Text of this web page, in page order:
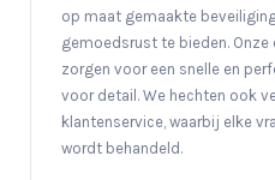
op maat gemaakte
gemoedsrust te bieden.
zorgen voor een snelle en
voor detail. We hechten ook
klantenservice, waarbij elke
wordt behandeld.